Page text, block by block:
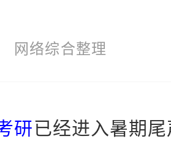
网络综合整理
研已经进入暑期